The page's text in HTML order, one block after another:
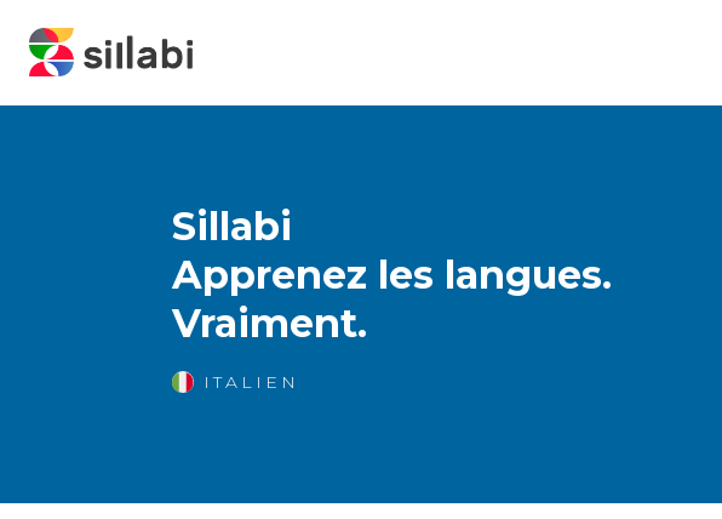
Sillabi
Apprenez les langues.
Vraiment.
ITALIEN